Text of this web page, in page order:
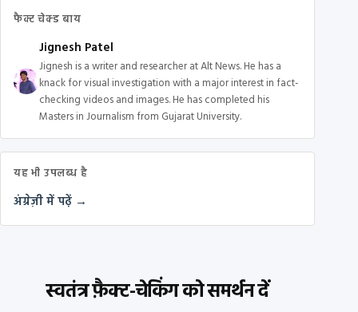
फैक्ट चेक्ड बाय
Jignesh Patel
Jignesh is a writer and researcher at Alt News. He has a
knack for visual investigation with a major interest in fact-
checking videos and images. He has completed his
Masters in Journalism from Gujarat University.
यह भी उपलब्ध है
अंग्रेज़ी में पढ़ें →
स्वतंत्र फ़ैक्ट-चेकिंग को समर्थन दें